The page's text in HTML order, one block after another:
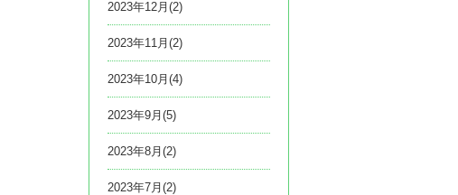
2023年12月(2)
2023年11月(2)
2023年10月(4)
2023年9月(5)
2023年8月(2)
2023年7月(2)